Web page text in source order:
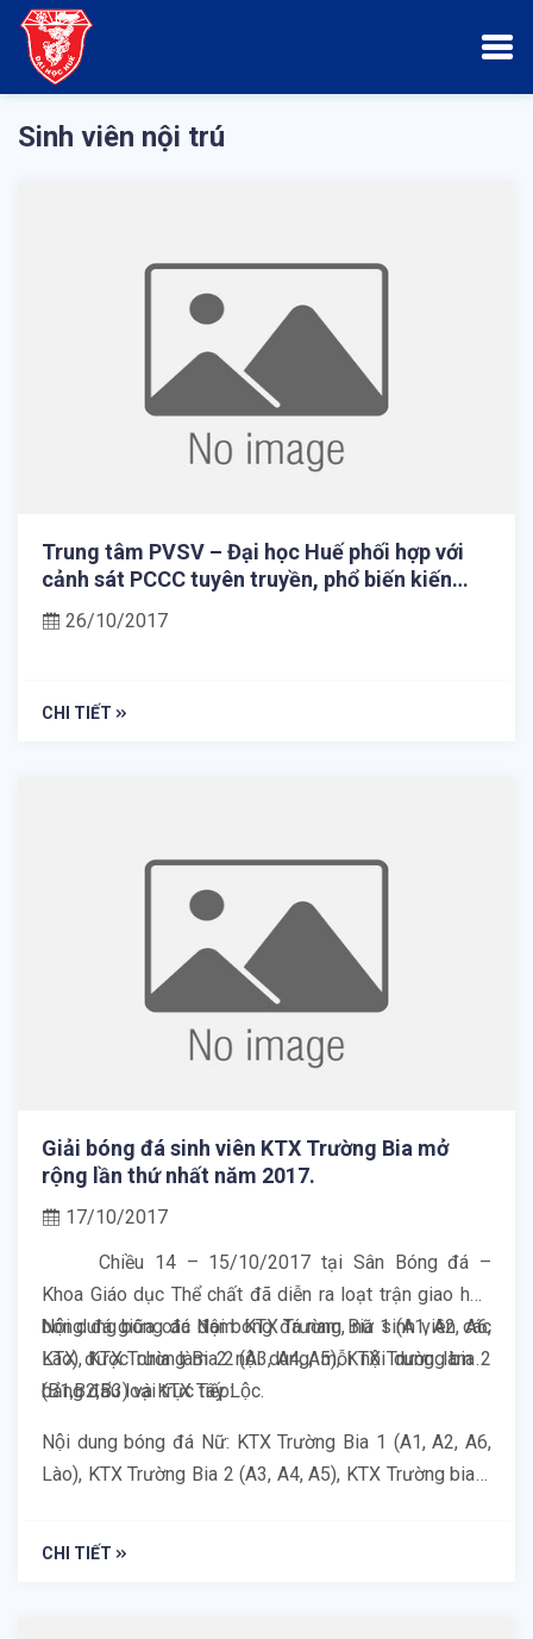
Sinh viên nội trú
Trung tâm PVSV – Đại học Huế phối hợp với
cảnh sát PCCC tuyên truyền, phổ biến kiến
thức, kỹ năng PCCC cho gần 500 sinh viên nội
trú, đại diện cho các phòng ở tại các Ký túc
26/10/2017
CHI TIẾT
Giải bóng đá sinh viên KTX Trường Bia mở
rộng lần thứ nhất năm 2017.
17/10/2017
Chiều 14 – 15/10/2017 tại Sân Bóng đá –
Khoa Giáo dục Thể chất đã diễn ra loạt trận giao hữu
bóng đá giữa các đội bóng đá nam, nữ sinh viên các
KTX được chia làm 2 nội dung, mỗi nội dung làm 2
bảng đấu loại trực tiếp:
Nội dung bóng đá Nam: KTX Trường Bia 1 (A1, A2, A6,
Lào), KTX Trường Bia 2 (A3, A4, A5), KTX Trường bia 3
(B1,B2,B3) và KTX Tây Lộc.
Nội dung bóng đá Nữ: KTX Trường Bia 1 (A1, A2, A6,
Lào), KTX Trường Bia 2 (A3, A4, A5), KTX Trường bia 3
CHI TIẾT